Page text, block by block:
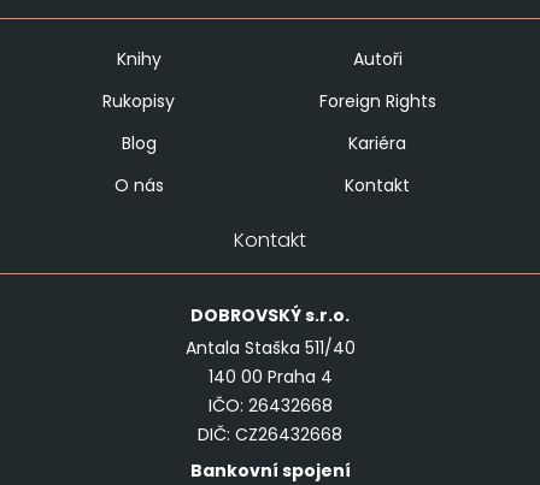
Knihy
Autoři
Rukopisy
Foreign Rights
Blog
Kariéra
O nás
Kontakt
Kontakt
DOBROVSKÝs.r.o.
Antala Staška 511/40
140 00 Praha 4
IČO: 26432668
DIČ: CZ26432668
Bankovní spojení